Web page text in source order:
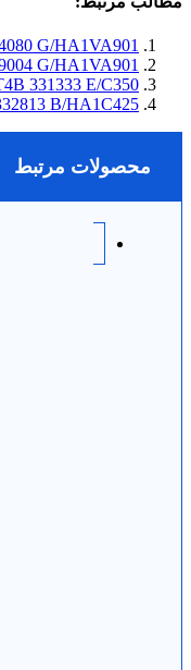
G/HA1VA901
G/HA1VA901
331333 E/C350
B/HA1C425
محصولات مرتبط